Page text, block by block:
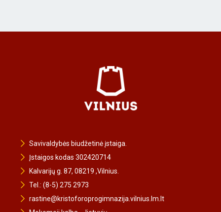
Savivaldybės biudžetinė įstaiga.
Įstaigos kodas 302420714
Kalvarijų g. 87, 08219 ,Vilnius.
Tel.: (8-5) 275 2973
rastine@kristoforoprogimnazija.vilnius.lm.lt